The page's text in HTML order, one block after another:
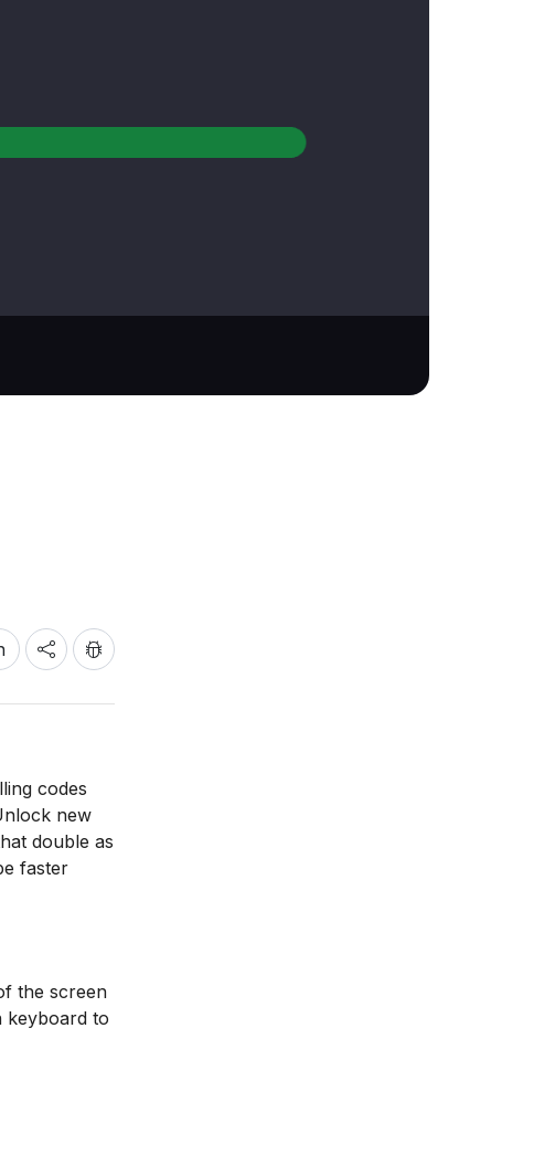
codes
new
double as
faster
the screen
keyboard to